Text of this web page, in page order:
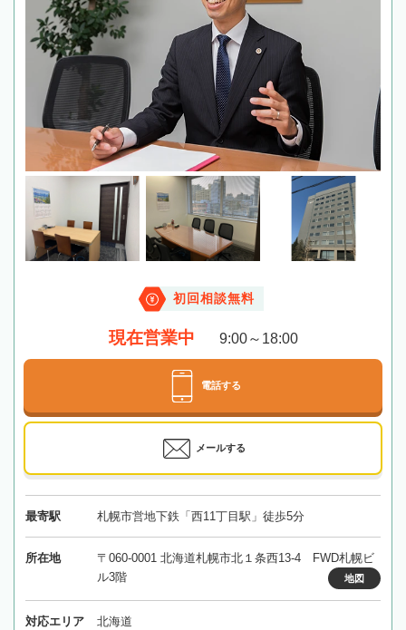
初回相談無料
現在営業中 9:00～18:00
電話する
メールする
最寄駅 札幌市営地下鉄「西11丁目駅」徒歩5分
所在地
〒060-0001 北海道札幌市北１条西13-4 FWD札幌ビ
ル3階
地図
対応エリア 北海道